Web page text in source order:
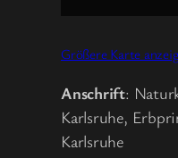
Größere Karte
Anschrift:
Karlsruhe,
Karlsruhe